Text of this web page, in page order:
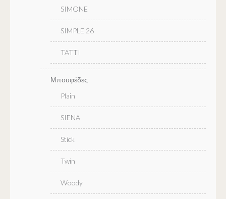
SIMONE
SIMPLE 26
TATTI
Μπουφέδες
Plain
SIENA
Stick
Twin
Woody